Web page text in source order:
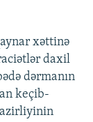
xəttinə
daxil
dərmanın
keçib-